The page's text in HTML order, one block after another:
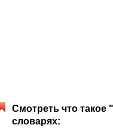
Смотреть что
словарях: